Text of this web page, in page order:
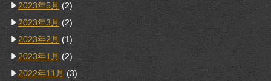
2023年5月 (2)
2023年3月 (2)
2023年2月 (1)
2023年1月 (2)
2022年11月 (3)